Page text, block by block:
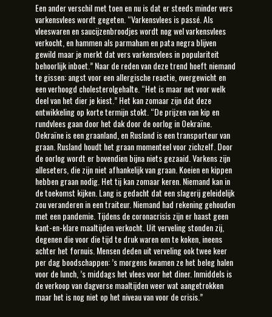
Een ander verschil met toen en nu is dat er steeds minder vers
varkensvlees wordt gegeten. “Varkensvlees is passé. Als
vleeswaren en saucijzenbroodjes wordt nog wel varkensvlees
verkocht, en hammen als parmaham en pata negra blijven
gewild maar je merkt dat vers varkensvlees in populariteit
behoorlijk inboet.” Naar de reden van deze trend hoeft niemand
te gissen: angst voor een allergische reactie, overgewicht en
een verhoogd cholesterolgehalte. “Het is maar net voor welk
deel van het dier je kiest.” Het kan zomaar zijn dat deze
ontwikkeling op korte termijn stokt. “De prijzen van kip en
rundvlees gaan door het dak door de oorlog in Oekraïne.
Oekraïne is een graanland, en Rusland is een transporteur van
graan. Rusland houdt het graan momenteel voor zichzelf. Door
de oorlog wordt er bovendien bijna niets gezaaid. Varkens zijn
alleseters, die zijn niet afhankelijk van graan. Koeien en kippen
hebben graan nodig. Het tij kan zomaar keren. Niemand kan in
de toekomst kijken. Lang is gedacht dat een slagerij geleidelijk
zou veranderen in een traiteur. Niemand had rekening gehouden
met een pandemie. Tijdens de coronacrisis zijn er haast geen
kant-en-klare maaltijden verkocht. Uit verveling stonden zij,
degenen die voor die tijd te druk waren om te koken, ineens
achter het fornuis. Mensen deden uit verveling ook twee keer
per dag boodschappen: ’s morgens kwamen ze het beleg halen
voor de lunch, ’s middags het vlees voor het diner. Inmiddels is
de verkoop van dagverse maaltijden weer wat aangetrokken
maar het is nog niet op het niveau van voor de crisis.”